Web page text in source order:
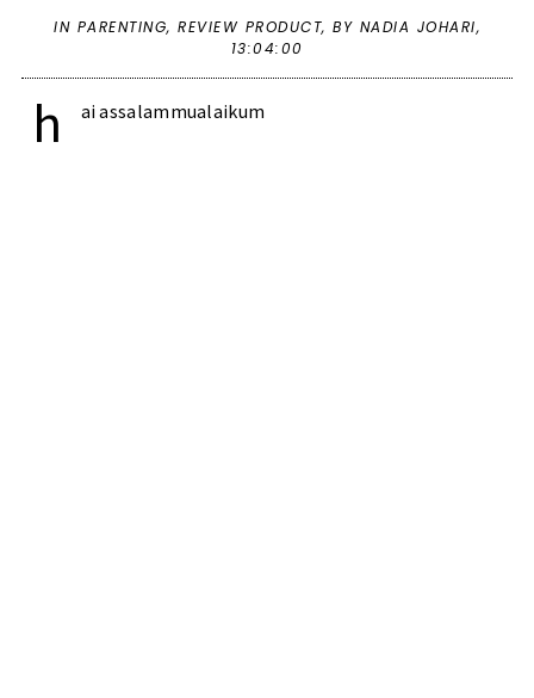
IN PARENTING, REVIEW PRODUCT, BY NADIA JOHARI,
13:04:00
h ai assalammualaikum